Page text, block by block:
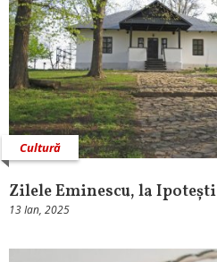
Cultură
Zilele Eminescu, la Ipotești
13 Ian, 2025